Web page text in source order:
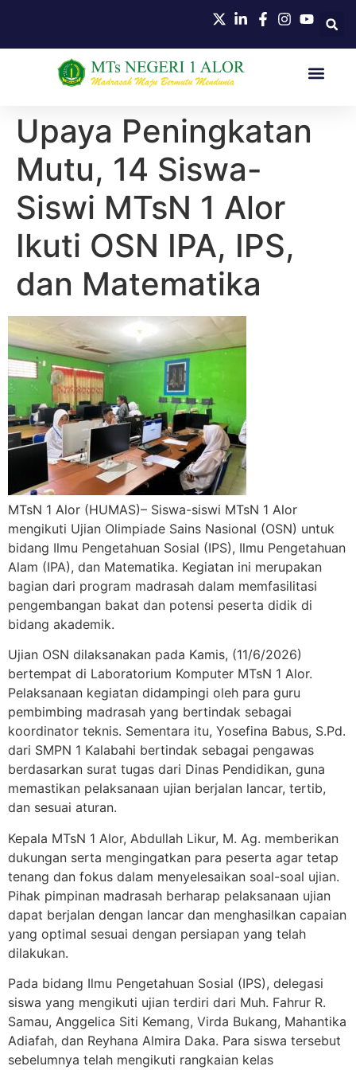
Upaya Peningkatan
Mutu, 14 Siswa-
Siswi MTsN 1 Alor
Ikuti OSN IPA, IPS,
dan Matematika
MTsN 1 Alor (HUMAS)– Siswa-siswi MTsN 1 Alor
mengikuti Ujian Olimpiade Sains Nasional (OSN) untuk
bidang Ilmu Pengetahuan Sosial (IPS), Ilmu Pengetahuan
Alam (IPA), dan Matematika. Kegiatan ini merupakan
bagian dari program madrasah dalam memfasilitasi
pengembangan bakat dan potensi peserta didik di
bidang akademik.
Ujian OSN dilaksanakan pada Kamis, (11/6/2026)
bertempat di Laboratorium Komputer MTsN 1 Alor.
Pelaksanaan kegiatan didampingi oleh para guru
pembimbing madrasah yang bertindak sebagai
koordinator teknis. Sementara itu, Yosefina Babus, S.Pd.
dari SMPN 1 Kalabahi bertindak sebagai pengawas
berdasarkan surat tugas dari Dinas Pendidikan, guna
memastikan pelaksanaan ujian berjalan lancar, tertib,
dan sesuai aturan.
Kepala MTsN 1 Alor, Abdullah Likur, M. Ag. memberikan
dukungan serta mengingatkan para peserta agar tetap
tenang dan fokus dalam menyelesaikan soal-soal ujian.
Pihak pimpinan madrasah berharap pelaksanaan ujian
dapat berjalan dengan lancar dan menghasilkan capaian
yang optimal sesuai dengan persiapan yang telah
dilakukan.
Pada bidang Ilmu Pengetahuan Sosial (IPS), delegasi
siswa yang mengikuti ujian terdiri dari Muh. Fahrur R.
Samau, Anggelica Siti Kemang, Virda Bukang, Mahantika
Adiafah, dan Reyhana Almira Daka. Para siswa tersebut
sebelumnya telah mengikuti rangkaian kelas